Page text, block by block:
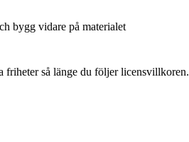
bygg vidare på materialet
friheter så länge du följer licensvillkoren.